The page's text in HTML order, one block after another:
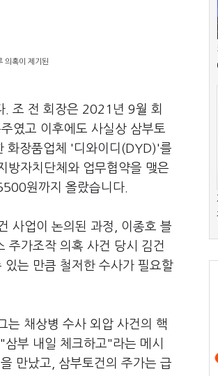
의혹이 제기된
. 조 전 회장은 2021년 9월 회
였고 이후에도 사실상 삼부토
화장품업체 '디와이디(DYD)'를
방자치단체와 업무협약을 맺은
원까지 올랐습니다.
사업이 논의된 과정, 이종호 블
주가조작 의혹 사건 당시 김건
는 만큼 철저한 수사가 필요할
는 채상병 수사 외압 사건의 핵
부 내일 체크하고"라는 메시
만났고, 삼부토건의 주가는 급